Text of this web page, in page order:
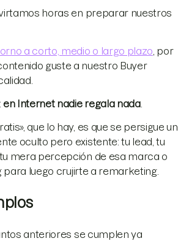
horas en preparar nuestros
a corto, medio o largo plazo , por
guste a nuestro Buyer
en Internet nadie regala nada.
que lo hay, es que se persigue un
oculto pero existente: tu lead, tu
mera percepción de esa marca o
para luego crujirte a remarketing.
anteriores se cumplen ya